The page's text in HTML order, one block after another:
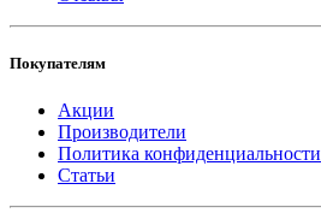
Покупателям
Акции
Производители
Политика конфиденциальности
Статьи